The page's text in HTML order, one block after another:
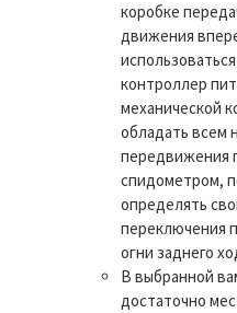
коробке
движения
контроллер
механической
обладать всем
передвижения
спидометром,
определять
переключения
огни заднего
В выбранной
достаточно